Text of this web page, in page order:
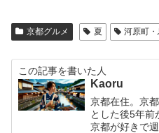
京都グルメ 夏 河原町
この記事を書いた人
Kaoru
京都在住。京
とした後5年前
京都が好きで